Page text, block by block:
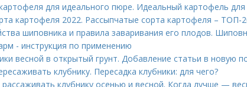
для идеального пюре. Идеальный картофель для
картофеля 2022. Рассыпчатые сорта картофеля – ТОП-
шиповника и правила заваривания его плодов.
- инструкция по применению
весной в открытый грунт. Добавление статьи в новую
клубнику. Пересадка клубники: для чего?
рассаживать клубнику осенью и весной. Когда лучше —